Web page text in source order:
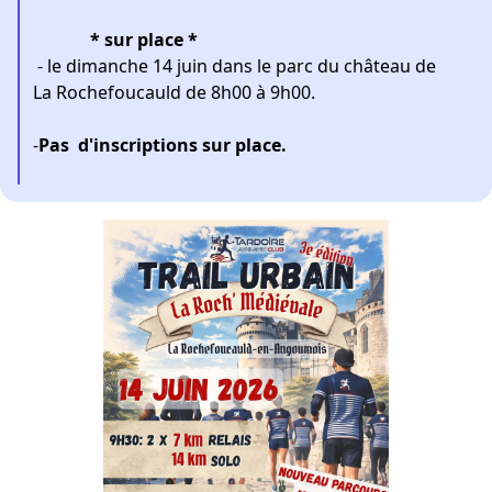
* sur place *
- le dimanche 14 juin dans le parc du château de
La Rochefoucauld de 8h00 à 9h00.
-Pas d'inscriptions sur place.